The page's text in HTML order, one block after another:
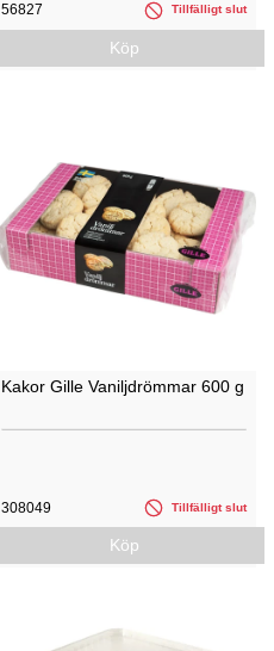
56827 Tillfälligt slut
Köp
Kakor Gille Vaniljdrömmar 600 g
308049 Tillfälligt slut
Köp